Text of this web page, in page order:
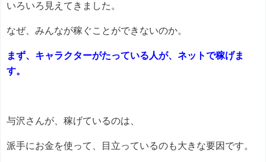
いろいろ見えてきました。
なぜ、みんなが稼ぐことができないのか。
まず、キャラクターがたっている人が、ネットで稼げま
す。
与沢さんが、稼げているのは、
派手にお金を使って、目立っているのも大きな要因です。